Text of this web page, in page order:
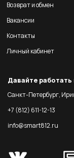
Возврат и обмен
Вакансии
Контакты
Личный кабинет
Давайте
Санкт-Петербург,
+7 (812) 611-12-13
info@smart812.ru